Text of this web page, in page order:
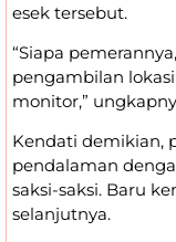
esek tersebut.
“Siapa
pengambilan
monitor,”
Kendati demikian,
pendalaman
saksi-saksi. Baru
selanjutnya.